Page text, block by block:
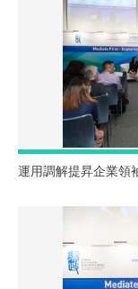
運用調解提昇企業領